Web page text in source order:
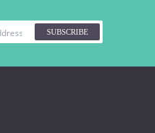
SUBSCRIBE